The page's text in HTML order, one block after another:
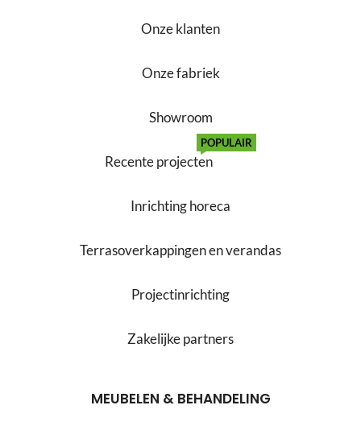
Onze klanten
Onze fabriek
Showroom
Recente projecten
POPULAIR
Inrichting horeca
Terrasoverkappingen en verandas
Projectinrichting
Zakelijke partners
MEUBELEN & BEHANDELING